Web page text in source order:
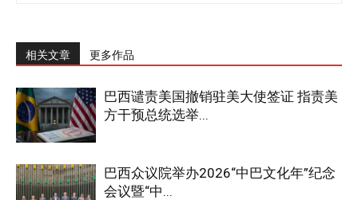
相关文章 更多作品
巴西谴责美国撤销驻美大使签证 指责美
方干预总统选举...
巴西众议院举办2026“中巴文化年”纪念
会议暨“中...